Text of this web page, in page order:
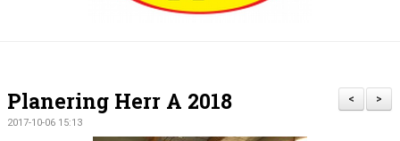
KALENDER
>
<
Planering Herr A 2018
2017-10-06 15:13